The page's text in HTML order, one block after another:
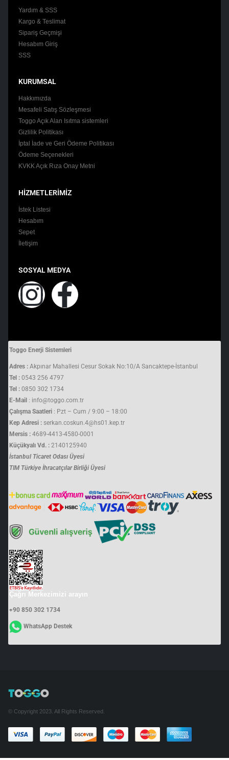
Yardım & SSS
Kargo & Teslimat
Sipariş Geçmişi
Hesabım Giriş
SSS
KURUMSAL
Hakkımızda
Mesafeli Satış Sözleşmesi
Toggo Açık Alan Isıtma sistemleri
Gizlilik Politikası
İptal İade ve Geri Ödeme Politikası
Ödeme Seçenekleri
KVKK Açık Rıza Onay Metni
HİZMETLERİMİZ
İstek Listesi
Hesabım
Sepet
İletişim
SOSYAL MEDYA
Toggo Enerji Sistemleri
Adres : Akpınar Mahallesi Cesur Sokak No:10/A Sancaktepe-İstanbul
Tel : 0543 256 4797
Tel : 0850 302 1734
E-Mail : info@toggo.com.tr
Çalışma Saatleri : Pzt – Cum / 9:00 – 18:00
Kep Adresi : serkan.coskun.4@hs01.kep.tr
Mersis : 4689-4413-4580-0001
Küçükyalı Vd. : 2140125940
İstanbul Ticaret Odası Üyesi
TIM Türkiye İhracatçılar Birliği Üyesi
Çağrı Merkezimizi arayın
+90 850 302 1734
WhatsApp Destek
© Copyright 2023. All Rights Reserved.